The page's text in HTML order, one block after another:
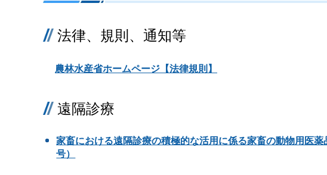
法律、規則、通知等
農林水産省ホームページ【法律規則】
遠隔診療
家畜における遠隔診療の積極的な活用に係る家畜の動物用医薬
号）